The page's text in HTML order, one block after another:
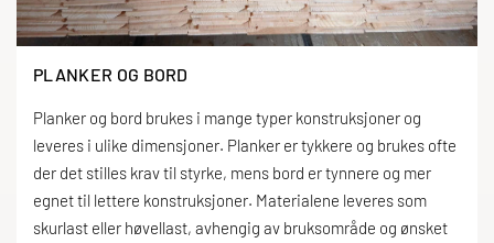
PLANKER OG BORD
Planker og bord brukes i mange typer konstruksjoner og
leveres i ulike dimensjoner. Planker er tykkere og brukes ofte
der det stilles krav til styrke, mens bord er tynnere og mer
egnet til lettere konstruksjoner. Materialene leveres som
skurlast eller høvellast, avhengig av bruksområde og ønsket